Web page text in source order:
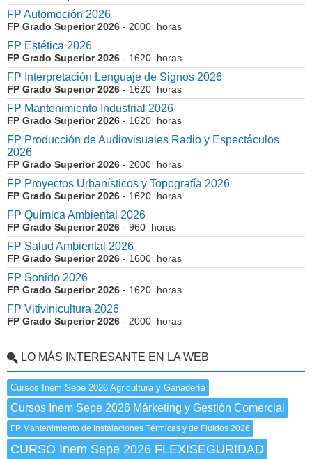
FP Automoción 2026
FP Grado Superior 2026 - 2000 horas
FP Estética 2026
FP Grado Superior 2026 - 1620 horas
FP Interpretación Lenguaje de Signos 2026
FP Grado Superior 2026 - 1620 horas
FP Mantenimiento Industrial 2026
FP Grado Superior 2026 - 1620 horas
FP Producción de Audiovisuales Radio y Espectáculos
2026
FP Grado Superior 2026 - 2000 horas
FP Proyectos Urbanísticos y Topografía 2026
FP Grado Superior 2026 - 1620 horas
FP Química Ambiental 2026
FP Grado Superior 2026 - 960 horas
FP Salud Ambiental 2026
FP Grado Superior 2026 - 1600 horas
FP Sonido 2026
FP Grado Superior 2026 - 1620 horas
FP Vitivinicultura 2026
FP Grado Superior 2026 - 2000 horas
LO MÁS INTERESANTE EN LA WEB
Cursos Inem Sepe 2026 Agricultura y Ganadería
Cursos Inem Sepe 2026 Márketing y Gestión Comercial
FP Mantenimiento de Instalaciones Térmicas y de Fluidos 2026
CURSO Inem Sepe 2026 FLEXISEGURIDAD